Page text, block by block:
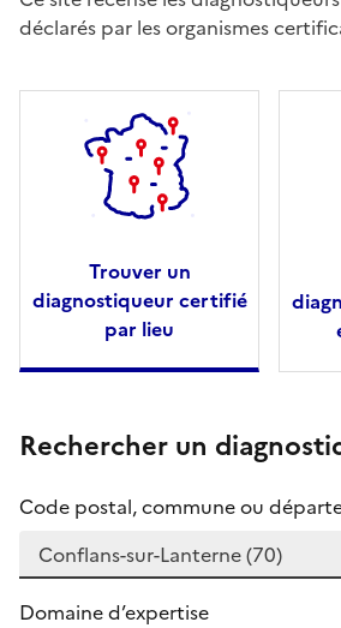
déclarés par les organismes
Trouver un
diagnostiqueur certifié
par lieu
Rechercher un
Code postal, commune ou
Domaine d’expertise